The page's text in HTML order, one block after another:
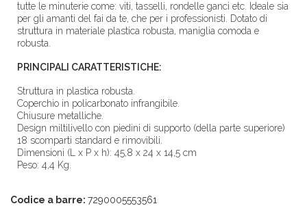
tutte le minuterie come: viti, tasselli, rondelle ganci etc. Ideale sia
per gli amanti del fai da te, che per i professionisti. Dotato di
struttura in materiale plastica robusta, maniglia comoda e
robusta.
PRINCIPALI CARATTERISTICHE:
Struttura in plastica robusta.
Coperchio in policarbonato infrangibile.
Chiusure metalliche.
Design miltilivello con piedini di supporto (della parte superiore)
18 scomparti standard e rimovibili.
Dimensioni (L x P x h): 45,8 x 24 x 14,5 cm
Peso: 4,4 Kg.
Codice a barre: 7290005553561